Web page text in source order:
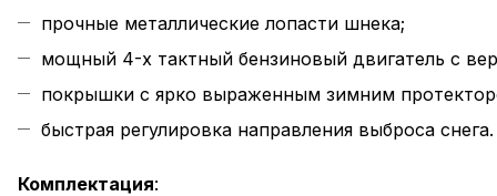
прочные металлические лопасти шнека;
мощный 4-х тактный бензиновый двигатель с
покрышки с ярко выраженным зимним
быстрая регулировка направления выброса снега.
Комплектация: